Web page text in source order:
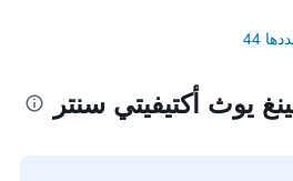
44
يوث أكتيفيتي سنتر